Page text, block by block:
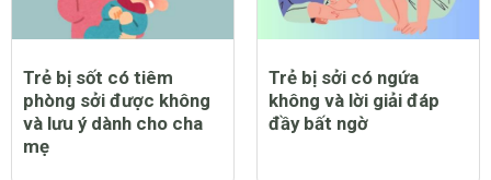
Trẻ bị sốt có tiêm
phòng sởi được không
và lưu ý dành cho cha
mẹ
Trẻ bị sởi có ngứa
không và lời giải đáp
đầy bất ngờ